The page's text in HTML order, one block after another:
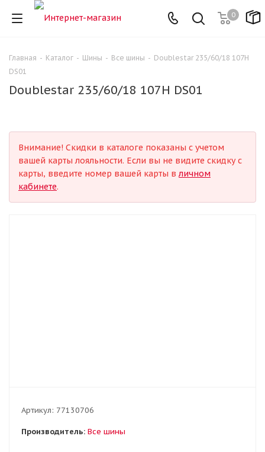
0
Главная - Каталог - Шины - Все шины - Doublestar 235/60/18 107H
DS01
Doublestar 235/60/18 107H DS01
Внимание! Скидки в каталоге показаны с учетом
вашей карты лояльности. Если вы не видите скидку с
карты, введите номер вашей карты вличном
кабинете.
Артикул: 77130706
Производитель: Все шины